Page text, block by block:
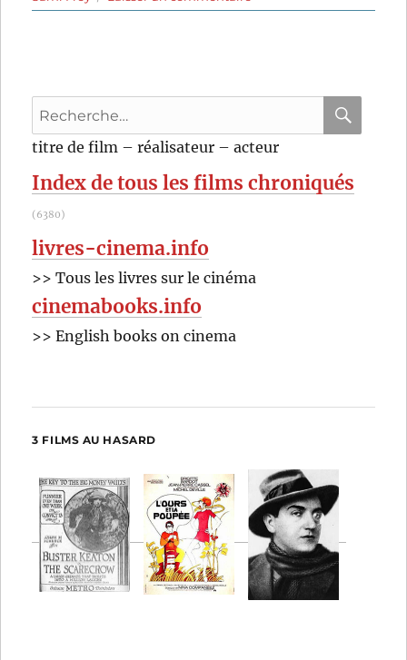
Les
Jean-
Rappeneau
Recherche
pour
:
titre de film – réalisateur – acteur
Index de tous les films chroniqués
(6380)
livres-cinema.info
>> Tous les livres sur le cinéma
cinemabooks.info
>> English books on cinema
3 FILMS AU HASARD